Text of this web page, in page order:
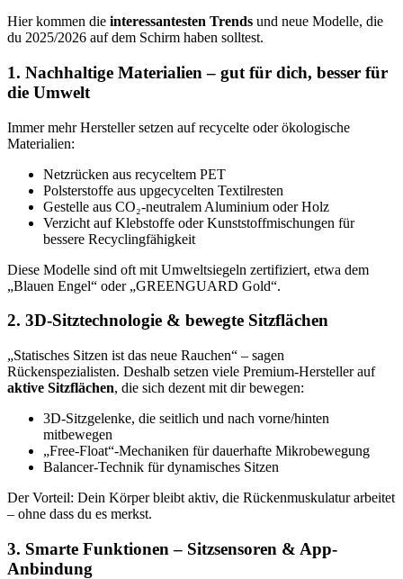
Hier kommen die interessantesten Trends und neue Modelle, die
du 2025/2026 auf dem Schirm haben solltest.
1. Nachhaltige Materialien – gut für dich, besser für
die Umwelt
Immer mehr Hersteller setzen auf recycelte oder ökologische
Materialien:
Netzrücken aus recyceltem PET
Polsterstoffe aus upgecycelten Textilresten
Gestelle aus CO₂-neutralem Aluminium oder Holz
Verzicht auf Klebstoffe oder Kunststoffmischungen für
bessere Recyclingfähigkeit
Diese Modelle sind oft mit Umweltsiegeln zertifiziert, etwa dem
„Blauen Engel“ oder „GREENGUARD Gold“.
2. 3D-Sitztechnologie & bewegte Sitzflächen
„Statisches Sitzen ist das neue Rauchen“ – sagen
Rückenspezialisten. Deshalb setzen viele Premium-Hersteller auf
aktive Sitzflächen, die sich dezent mit dir bewegen:
3D-Sitzgelenke, die seitlich und nach vorne/hinten
mitbewegen
„Free-Float“-Mechaniken für dauerhafte Mikrobewegung
Balancer-Technik für dynamisches Sitzen
Der Vorteil: Dein Körper bleibt aktiv, die Rückenmuskulatur arbeitet
– ohne dass du es merkst.
3. Smarte Funktionen – Sitzsensoren & App-
Anbindung